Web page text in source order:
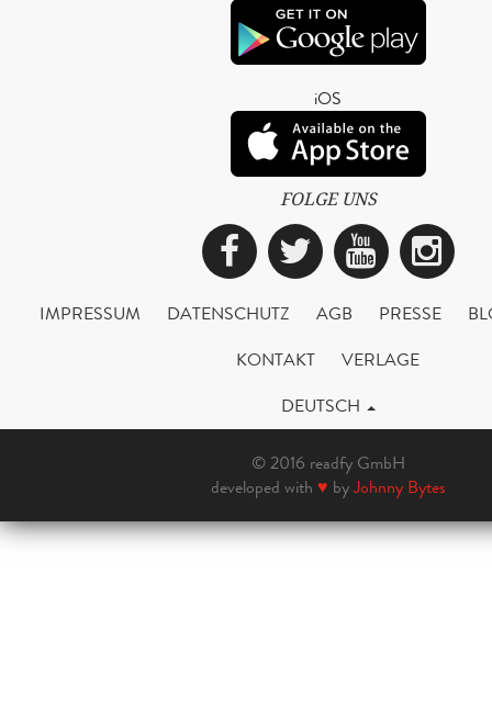
iOS
FOLGE UNS
Facebook
Twitter
IMPRESSUM DATENSCHUTZ AGB PRESSE
KONTAKT
VERLAGE
DEUTSCH
© 2016 readfy GmbH
developed with ♥ byJohnny Bytes